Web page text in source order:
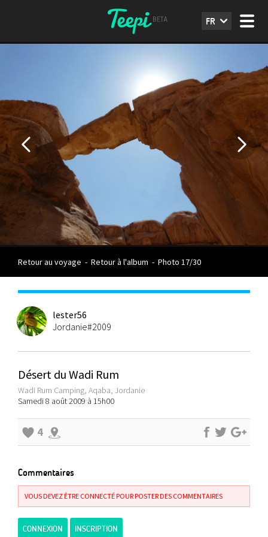
FR
Retour au voyage - Retour à l'album - Photo 17/30
lester56
Jordanie#2009
Désert du Wadi Rum
Wadi Rum Camping, Aqaba, Jordanie
Samedi 8 août 2009 à 15h00
4
Commentaires
VOUS DEVEZ ÊTRE CONNECTÉ POUR POSTER DES COMMENTAIRES
CONNEXION INSCRIPTION